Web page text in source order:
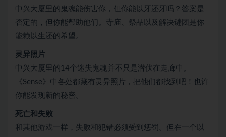
中兴大厦里的鬼魂能伤害你，但你能以牙还牙吗？答案是
否定的，但你能帮助他们。寺庙、祭品以及解决谜团是你
能赖以生还的希望。
灵异照片
中兴大厦里的14个迷失鬼魂并不只是潜伏在走廊中。
《Sense》中各处都藏有灵异照片，把他们都找到吧！也许
你能发现新的秘密。
死亡和失败
和其他游戏一样，失败和犯错必须受到惩罚。但在一个以